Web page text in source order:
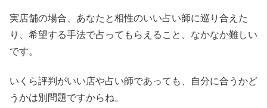
実店舗の場合、あなたと相性のいい占い師に巡り合えた
り、希望する手法で占ってもらえること、なかなか難しい
です。
いくら評判がいい店や占い師であっても、自分に合うかど
うかは別問題ですからね。